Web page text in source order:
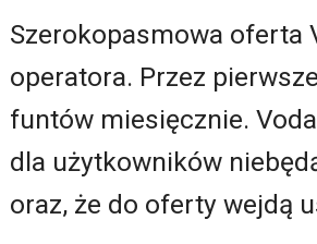
Szerokopasmowa oferta
operatora. Przez
funtów miesięcznie.
dla użytkowników
oraz, że do oferty wejdą